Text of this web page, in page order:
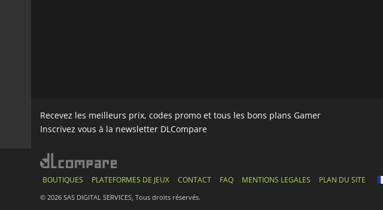
Recevez les meilleurs prix, codes promo et tous les bons plans Gamer
Inscrivez vous à la newsletter DLCompare
BOUTIQUES PLATEFORMES DE JEUX CONTACT FAQ MENTIONS LEGALES PLAN DU SITE
© 2026 SAS DIGITAL SERVICES, Tous droits réservés.